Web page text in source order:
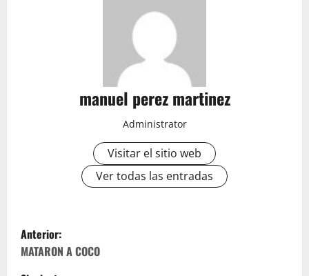
manuel perez martinez
Administrator
Visitar el sitio web
Ver todas las entradas
N
a
Anterior:
MATARON A COCO